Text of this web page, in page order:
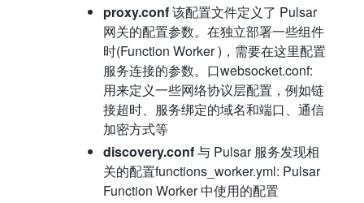
proxy.conf该配置文件定义了 Pulsar
网关的配置参数。在独立部署一些组件
时(Function Worker )，需要在这里配置
服务连接的参数。口websocket.conf:
用来定义一些网络协议层配置，例如链
接超时、服务绑定的域名和端口、通信
加密方式等
discovery.conf与 Pulsar 服务发现相
关的配置functions_worker.yml: Pulsar
Function Worker 中使用的配置